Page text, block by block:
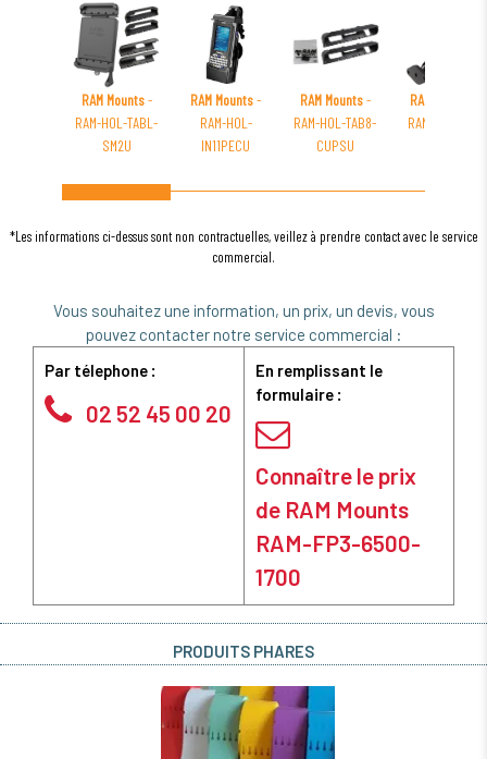
RAM Mounts-
RAM-HOL-TABL-
SM2U
RAM Mounts-
RAM-HOL-
IN11PECU
RAM Mounts-
RAM-HOL-TAB8-
CUPSU
RAM Mounts
RAM-B-166U-A
*Les informations ci-dessus sont non contractuelles, veillez à prendre contact avec le service
commercial.
Vous souhaitez une information, un prix, un devis, vous
pouvez contacter notre service commercial :
Par télephone :
02 52 45 00 20
En remplissant le
formulaire :
Connaître le prix
de RAM Mounts
RAM-FP3-6500-
1700
PRODUITS PHARES